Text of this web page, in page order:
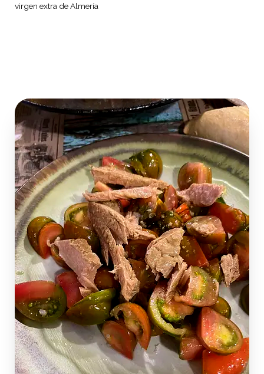
virgen extra de Almería